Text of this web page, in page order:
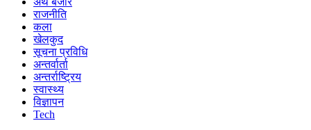
राजनीति
कला
खेलकुद
सूचना प्रविधि
अन्तर्वार्ता
अन्तर्राष्ट्रिय
स्वास्थ्य
विज्ञापन
Tech